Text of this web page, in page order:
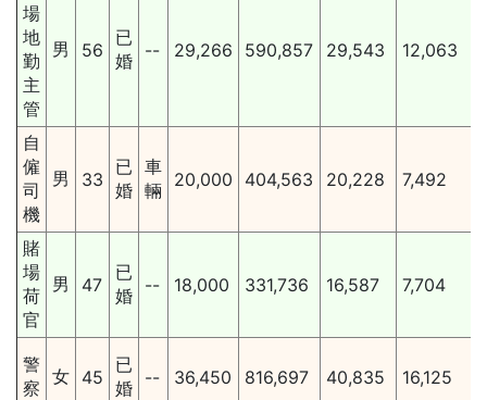
場
地
勤
主
管
男 56
已
婚
-- 29,266 590,857 29,543 12,063
自
僱
司
機
男 33
已
婚
車
輛
20,000 404,563 20,228 7,492
賭
場
荷
官
男 47
已
婚
-- 18,000 331,736 16,587 7,704
警
察
女 45
已
婚
-- 36,450 816,697 40,835 16,125